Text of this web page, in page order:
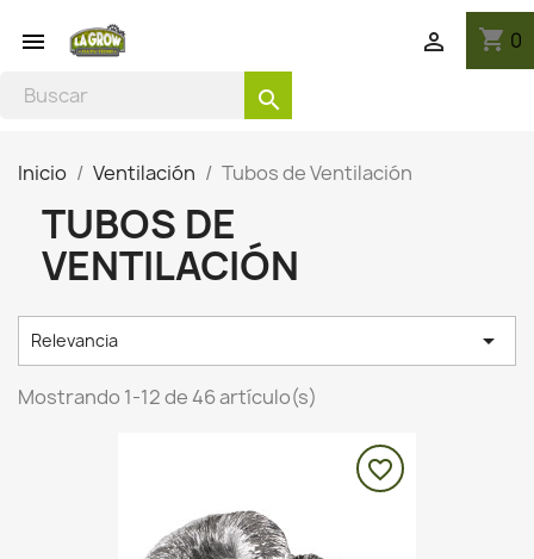
 shopping_cart 0

search
Inicio Ventilación Tubos de Ventilación
TUBOS DE
VENTILACIÓN
Relevancia 
Mostrando 1-12 de 46 artículo(s)
favorite_border